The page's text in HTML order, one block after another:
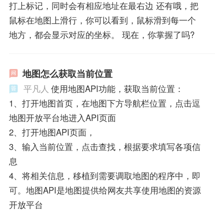
打上标记，同时会有相应地址在最右边 还有哦，把
鼠标在地图上滑行，你可以看到，鼠标滑到每一个
地方，都会显示对应的坐标。 现在，你掌握了吗?
地图怎么获取当前位置
平凡人 使用地图API功能，获取当前位置：
1、打开地图首页，在地图下方导航栏位置，点击逗
地图开放平台地进入API页面
2、打开地图API页面，
3、输入当前位置，点击查找，根据要求填写各项信
息
4、将相关信息，移植到需要调取地图的程序中，即
可。地图API是地图提供给网友共享使用地图的资源
开放平台